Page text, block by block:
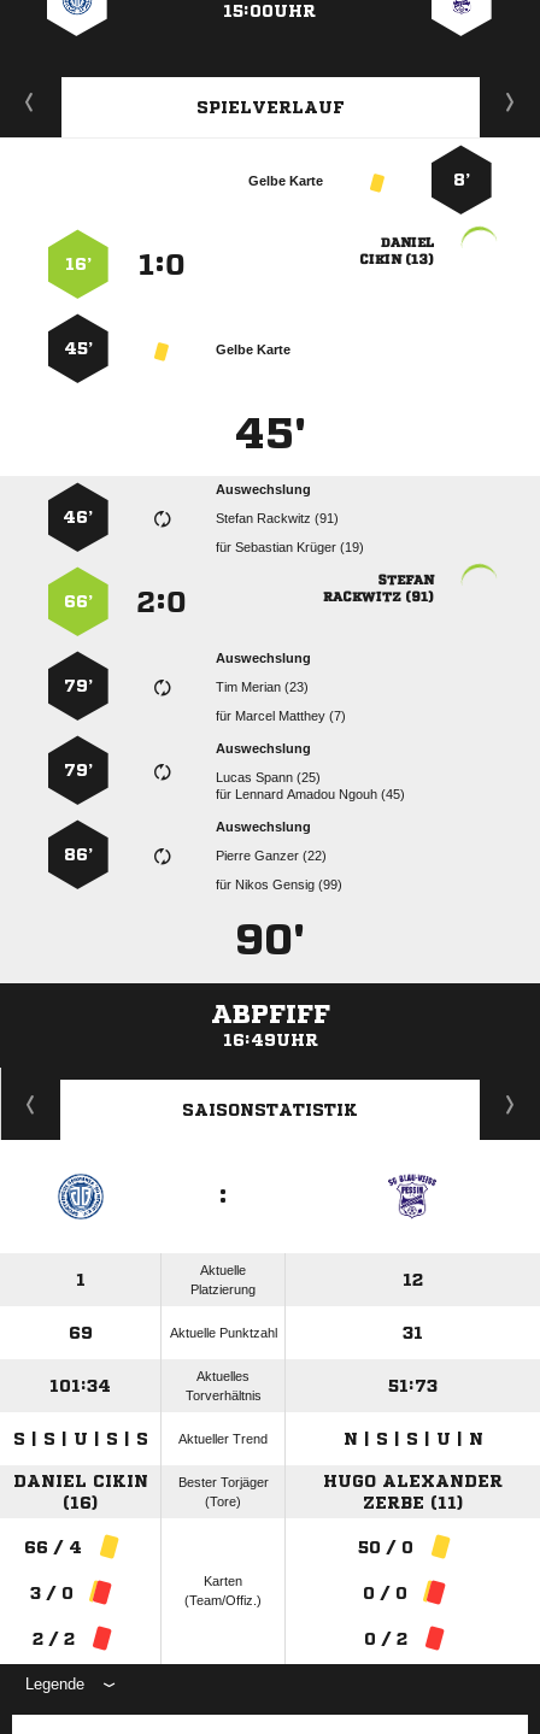
15:00UHR
SPIELVERLAUF
8’
Gelbe Karte

 
:
16’
Gelbe Karte
45’
45'
Auswechslung
  
für  
46’

 
:
66’
Auswechslung
  
für   
79’
Auswechslung
  
für    
79’
Auswechslung
  
für   
86’
90'
ABPFIFF
16:49UHR
ANZEIGE
SAISONSTATISTIK
:
1
Aktuelle
Platzierung
12
69 Aktuelle Punktzahl 31
101:34
Aktuelles
Torverhältnis
51:73
S | S | U | S | S Aktueller Trend N | S | S | U | N
DANIEL CIKIN
(16)
Bester Torjäger
(Tore)
HUGO ALEXANDER
ZERBE (11)
66 / 4
3 / 0
2 / 2
Karten
(Team/Offiz.)
50 / 0
0 / 0
0 / 2
Legende
ANZEIGE